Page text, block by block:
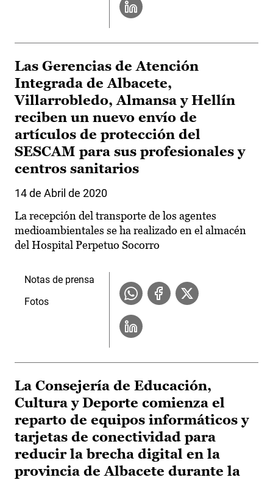
Las Gerencias de Atención
Integrada de Albacete,
Villarrobledo, Almansa y Hellín
reciben un nuevo envío de
artículos de protección del
SESCAM para sus profesionales y
centros sanitarios
14 de Abril de 2020
La recepción del transporte de los agentes
medioambientales se ha realizado en el almacén
del Hospital Perpetuo Socorro
Notas de prensa
Fotos
La Consejería de Educación,
Cultura y Deporte comienza el
reparto de equipos informáticos y
tarjetas de conectividad para
reducir la brecha digital en la
provincia de Albacete durante la